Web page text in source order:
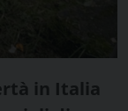
in Italia